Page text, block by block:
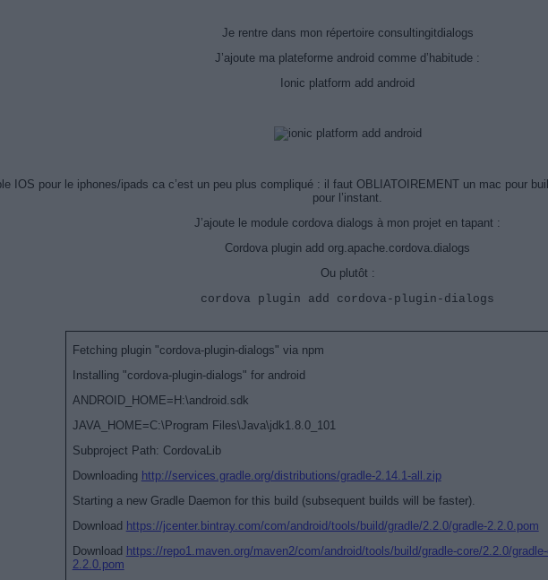
Je rentre dans mon répertoire consultingitdialogs
J’ajoute ma plateforme android comme d’habitude :
Ionic platform add android
IOS pour le iphones/ipads ca c’est un peu plus compliqué : il faut OBLIATOIREMENT un mac pour
pour l’instant.
J’ajoute le module cordova dialogs à mon projet en tapant :
Cordova plugin add org.apache.cordova.dialogs
Ou plutôt :
cordova plugin add cordova-plugin-dialogs
Fetching plugin "cordova-plugin-dialogs" via npm
Installing "cordova-plugin-dialogs" for android
ANDROID_HOME=H:\android.sdk
JAVA_HOME=C:\Program Files\Java\jdk1.8.0_101
Subproject Path: CordovaLib
Downloading http://services.gradle.org/distributions/gradle-2.14.1-all.zip
Starting a new Gradle Daemon for this build (subsequent builds will be faster).
Download https://jcenter.bintray.com/com/android/tools/build/gradle/2.2.0/gradle-2.2.0.pom
Download https://repo1.maven.org/maven2/com/android/tools/build/gradle-core/2.2.0/
2.2.0.pom